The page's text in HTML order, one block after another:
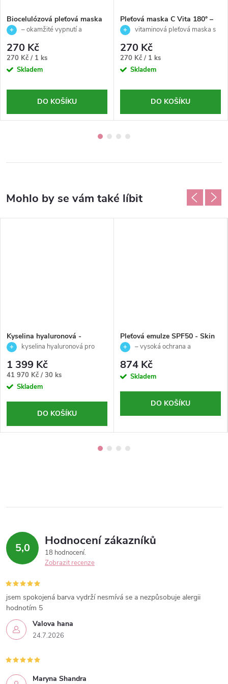
Biocelulózová pleťová maska
s liftingovým a zpevňujícím
Mesosystem - 1ks
– okamžité vypnutí a
270 Kč
Měrná
cena:
270 Kč / 1 ks
Skladem
DO KOŠÍKU
Pleťová maska C Vita 180° –
rozjasnění a revitalizace-
vitaminová pleťová maska s
270 Kč
Měrná
cena:
270 Kč / 1 ks
Skladem
DO KOŠÍKU
Kyselina hyaluronová -
doplněk stravy pro hydrataci
HA - 30 kapslí
kyselina hyaluronová pro
1 399 Kč
Měrná
cena:
41 970 Kč / 30 ks
Skladem
DO KOŠÍKU
Pleťová emulze SPF50 - Skin
Primers -Ainhoa - 50ml
– vysoká ochrana a
874 Kč
Skladem
DO KOŠÍKU
5,0 Hodnocení zákazníků
18 hodnocení
Zobrazit recenze
Valova hana
24.7.2026
jsem spokojená barva vydrží nesmívá se a nezpůsobuje alergii
hodnotím 5
Maryna Shandra